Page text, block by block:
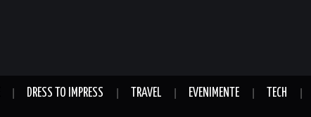
DRESS TO IMPRESS TRAVEL EVENIMENTE TECH